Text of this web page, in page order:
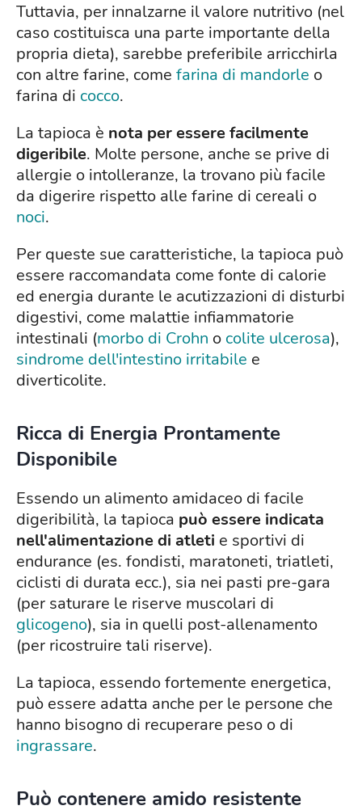
Tuttavia, per innalzarne il valore nutritivo (nel
caso costituisca una parte importante della
propria dieta), sarebbe preferibile arricchirla
con altre farine, come farina di mandorle o
farina di cocco.
La tapioca è nota per essere facilmente
digeribile. Molte persone, anche se prive di
allergie o intolleranze, la trovano più facile
da digerire rispetto alle farine di cereali o
noci.
Per queste sue caratteristiche, la tapioca può
essere raccomandata come fonte di calorie
ed energia durante le acutizzazioni di disturbi
digestivi, come malattie infiammatorie
intestinali (morbo di Crohn o colite ulcerosa),
sindrome dell'intestino irritabile e
diverticolite.
Ricca di Energia Prontamente
Disponibile
Essendo un alimento amidaceo di facile
digeribilità, la tapioca può essere indicata
nell'alimentazione di atleti e sportivi di
endurance (es. fondisti, maratoneti, triatleti,
ciclisti di durata ecc.), sia nei pasti pre-gara
(per saturare le riserve muscolari di
glicogeno), sia in quelli post-allenamento
(per ricostruire tali riserve).
La tapioca, essendo fortemente energetica,
può essere adatta anche per le persone che
hanno bisogno di recuperare peso o di
ingrassare.
Può contenere amido resistente